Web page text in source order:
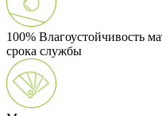
100% Влагоустойчивость
срока службы